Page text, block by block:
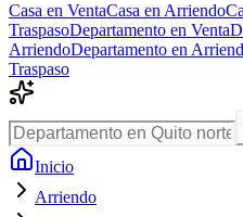
Casa en VentaCasa en Arriendo
TraspasoDepartamento en Venta
ArriendoDepartamento en
Traspaso
Inicio
Arriendo